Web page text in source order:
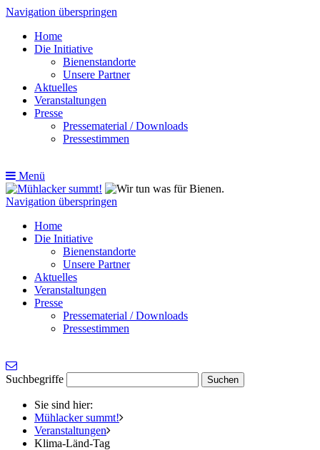
Navigation überspringen
Home
Die Initiative
Bienenstandorte
Unsere Partner
Aktuelles
Veranstaltungen
Presse
Pressematerial / Downloads
Pressestimmen
Menü
Navigation überspringen
Home
Die Initiative
Bienenstandorte
Unsere Partner
Aktuelles
Veranstaltungen
Presse
Pressematerial / Downloads
Pressestimmen
Suchbegriffe
Sie sind hier:
Mühlacker summt!
Veranstaltungen
Klima-Länd-Tag